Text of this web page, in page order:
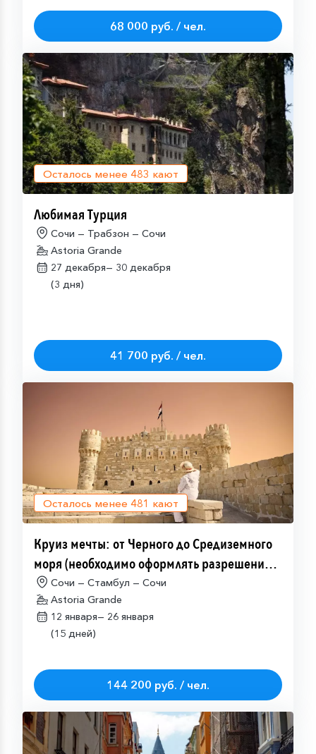
68 000 руб. / чел.
Осталось менее 483 кают
Любимая Турция
Сочи — Трабзон — Сочи
Astoria Grande
27 декабря— 30 декабря
(3 дня)
41 700 руб. / чел.
Осталось менее 481 кают
Круиз мечты: от Черного до Средиземного
моря (необходимо оформлять разрешение
на посещение Израиля (ETA-IL)
Сочи — Стамбул — Сочи
Astoria Grande
12 января— 26 января
(15 дней)
144 200 руб. / чел.